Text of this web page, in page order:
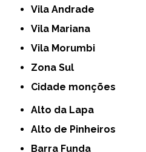
Vila Andrade
Vila Mariana
Vila Morumbi
Zona Sul
cidade monções
Alto da Lapa
Alto de Pinheiros
Barra Funda